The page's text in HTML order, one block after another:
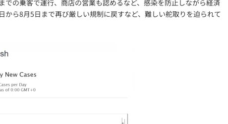
での乗客で運行、商店の営業も認めるなど、感染を防止しながら経済
から8月5日まで再び厳しい規制に戻すなど、難しい舵取りを迫られて